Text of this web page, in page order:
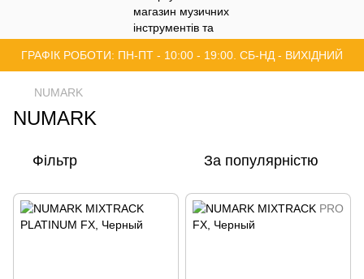
ГРАФІК РОБОТИ: ПН-ПТ - 10:00 - 19:00. СБ-НД - ВИХІДНИЙ
NUMARK
NUMARK
Фільтр За популярністю